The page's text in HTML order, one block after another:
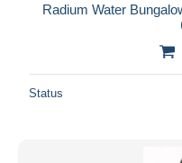
Radium Water
Status